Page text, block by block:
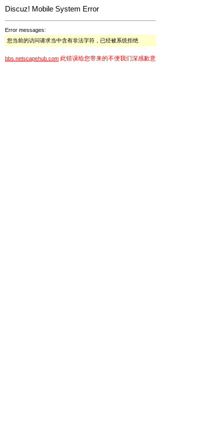
Discuz! Mobile System Error
Error messages:
您当前的访问请求当中含有非法字符，已经被系统拒绝
bbs.netscapehub.com 此错误给您带来的不便我们深感歉意